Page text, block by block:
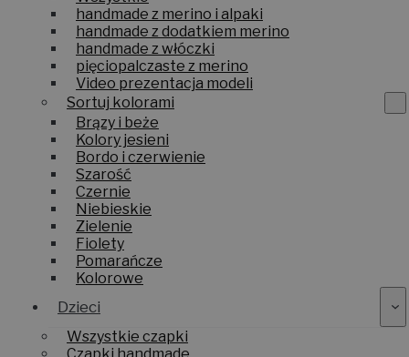
handmade z merino i alpaki
handmade z dodatkiem merino
handmade z włóczki
pięciopalczaste z merino
Video prezentacja modeli
Sortuj kolorami
Brązy i beże
Kolory jesieni
Bordo i czerwienie
Szarość
Czernie
Niebieskie
Zielenie
Fiolety
Pomarańcze
Kolorowe
Dzieci
Wszystkie czapki